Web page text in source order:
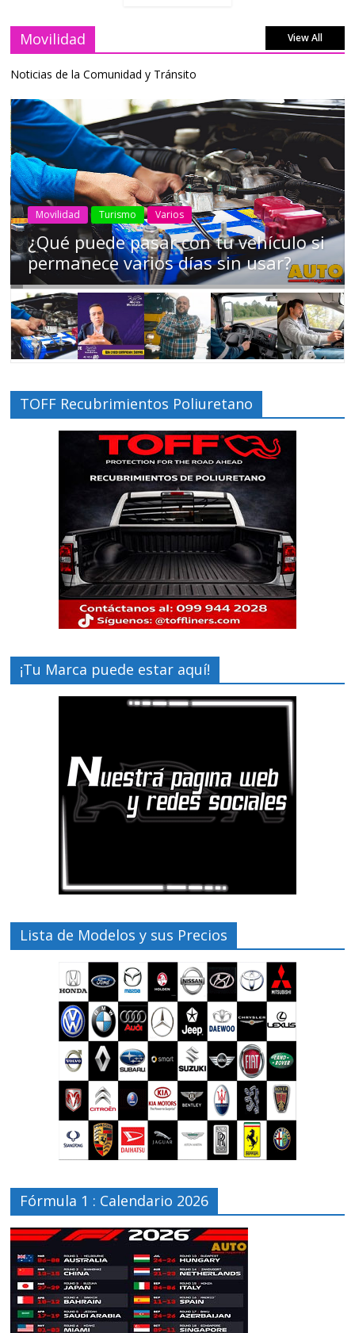
Movilidad View All
Noticias de la Comunidad y Tránsito
AEADE Industria Motociclismo Motos Movilidad
Campaña busca cambiar destino de
los motociclistas en la región
TOFF Recubrimientos Poliuretano
¡Tu Marca puede estar aquí!
Lista de Modelos y sus Precios
Fórmula 1 : Calendario 2026